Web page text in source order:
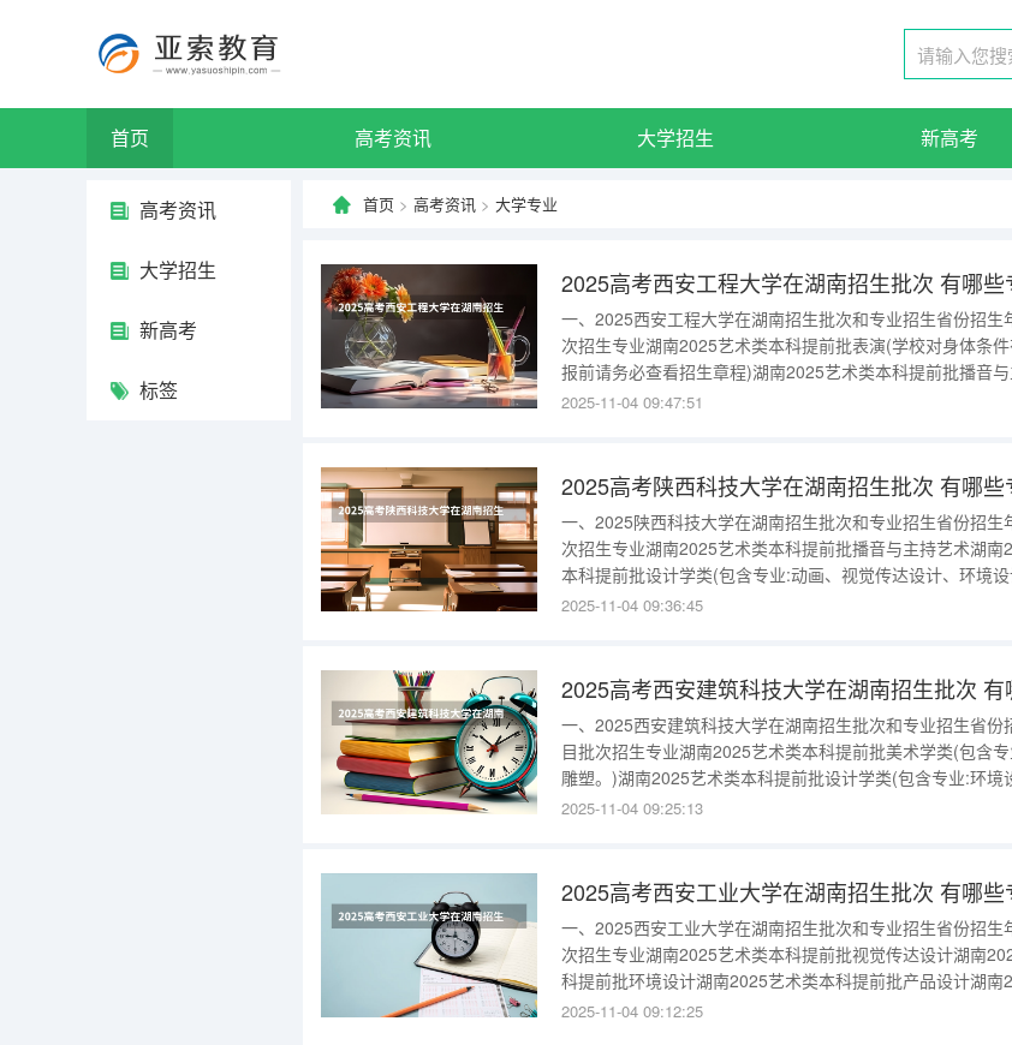
首页 高考资讯 大学招生 新高考
高考资讯
大学招生
新高考
标签
首页 > 高考资讯 > 大学专业
2025高考西安工程大学在湖南招生批次 有哪些
一、2025西安工程大学在湖南招生批次和专业招生省份招生
次招生专业湖南2025艺术类本科提前批表演(学校对身体条
报前请务必查看招生章程)湖南2025艺术类本科提前批播音
南2025艺术类本科提前批设计学类(包含专业:视觉传达设计、
2025-11-04 09:47:51
2025高考陕西科技大学在湖南招生批次 有哪些
一、2025陕西科技大学在湖南招生批次和专业招生省份招生
次招生专业湖南2025艺术类本科提前批播音与主持艺术湖南
本科提前批设计学类(包含专业:动画、视觉传达设计、环境
服饰设计、艺术与科技。)湖南2025普通类(首选历史)本科批(
2025-11-04 09:36:45
一、2025西安建筑科技大学在湖南招生批次和专业招生省份
目批次招生专业湖南2025艺术类本科提前批美术学类(包含专
雕塑。)湖南2025艺术类本科提前批设计学类(包含专业:环境
传达设计、艺术与科技。)湖南2025普通类(首选历史)本科批(
2025-11-04 09:25:13
2025高考西安工业大学在湖南招生批次 有哪些
一、2025西安工业大学在湖南招生批次和专业招生省份招生
次招生专业湖南2025艺术类本科提前批视觉传达设计湖南
科提前批环境设计湖南2025艺术类本科提前批产品设计湖南
本科提前批书法学湖南2025普通类(首选历史)本科批(普通)汉
2025-11-04 09:12:25